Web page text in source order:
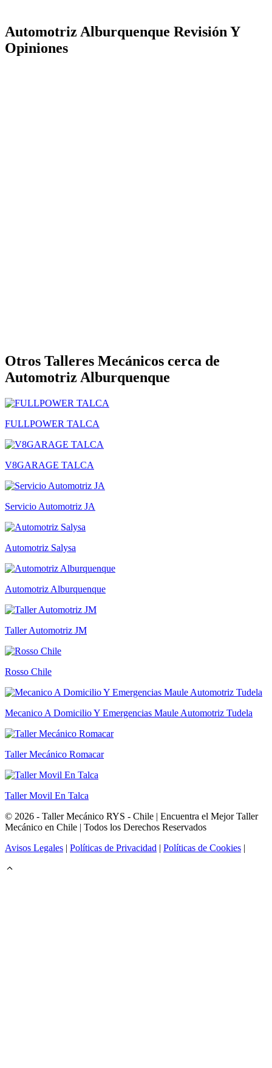
Automotriz Alburquenque Revisión Y
Opiniones
Otros Talleres Mecánicos cerca de
Automotriz Alburquenque
FULLPOWER TALCA
V8GARAGE TALCA
Servicio Automotriz JA
Automotriz Salysa
Automotriz Alburquenque
Taller Automotriz JM
Rosso Chile
Mecanico A Domicilio Y Emergencias Maule Automotriz Tudela
Taller Mecánico Romacar
Taller Movil En Talca
© 2026 - Taller Mecánico RYS - Chile | Encuentra el Mejor Taller
Mecánico en Chile | Todos los Derechos Reservados
Avisos Legales | Políticas de Privacidad | Políticas de Cookies |